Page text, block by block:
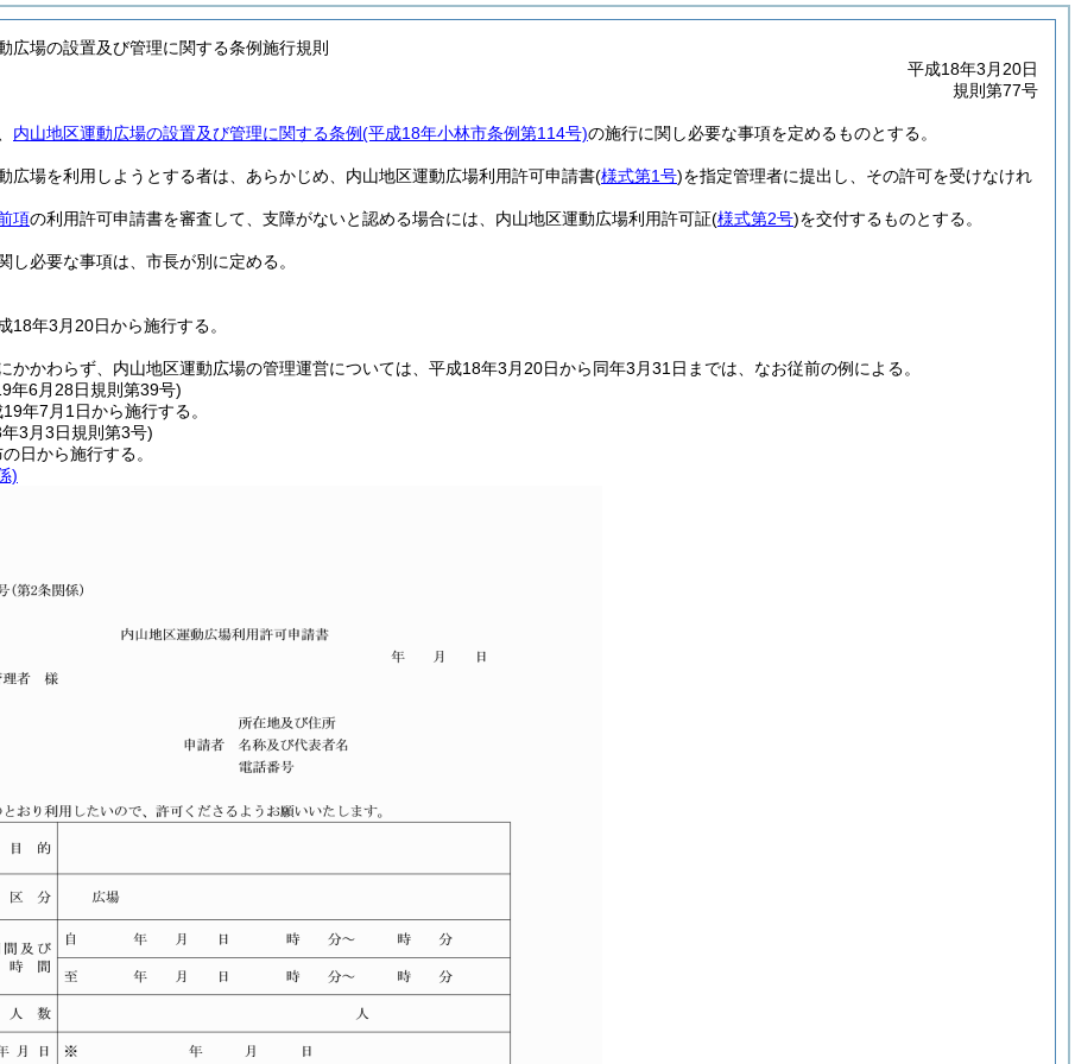
広場の設置及び管理に関する条例施行規則
平成18年3月20日
規則第77号
内山地区運動広場の設置及び管理に関する条例(平成18年小林市条例第114号)の施行に関し必要な事項を定めるものとする。
広場を利用しようとする者は、あらかじめ、内山地区運動広場利用許可申請書(様式第1号)を指定管理者に提出し、その許可を受けなけれ
項の利用許可申請書を審査して、支障がないと認める場合には、内山地区運動広場利用許可証(様式第2号)を交付するものとする。
し必要な事項は、市長が別に定める。
18年3月20日から施行する。
かかわらず、内山地区運動広場の管理運営については、平成18年3月20日から同年3月31日までは、なお従前の例による。
年6月28日規則第39号)
年7月1日から施行する。
3月3日規則第3号)
日から施行する。
)